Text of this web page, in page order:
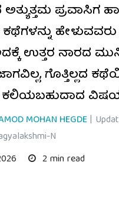
ಪ್ರವಾಸಿಗ
ಉತ್ತರ ನಾರದ
ಗೊತ್ತಿಲ್ಲದ
MOHAN HEGDE|
N
2 min read